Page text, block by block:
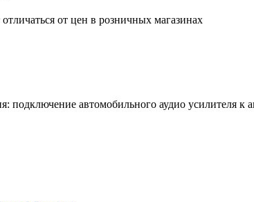
от цен в розничных магазинах
автомобильного аудио усилителя к